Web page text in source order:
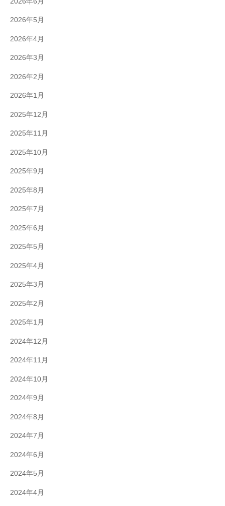
2026年5月
2026年4月
2026年3月
2026年2月
2026年1月
2025年12月
2025年11月
2025年10月
2025年9月
2025年8月
2025年7月
2025年6月
2025年5月
2025年4月
2025年3月
2025年2月
2025年1月
2024年12月
2024年11月
2024年10月
2024年9月
2024年8月
2024年7月
2024年6月
2024年5月
2024年4月